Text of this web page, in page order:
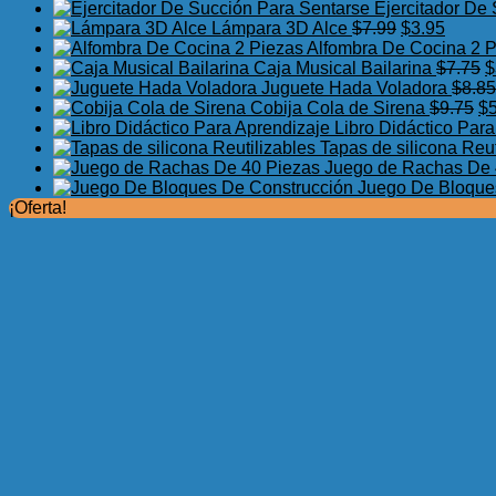
Ejercitador De
Lámpara 3D Alce $7.99 El
precio
original
era:
$7.99.
$3.95El
precio
actual
es:
$3.95.
Alfombra De Cocina 2
Caja Musical Bailarina $7.75 $
Juguete Hada Voladora $8.85
Cobija Cola de Sirena $9.75 El
$
Libro Didáctico
Tapas de silicona
Juego de Rachas De
Juego De
¡Oferta!